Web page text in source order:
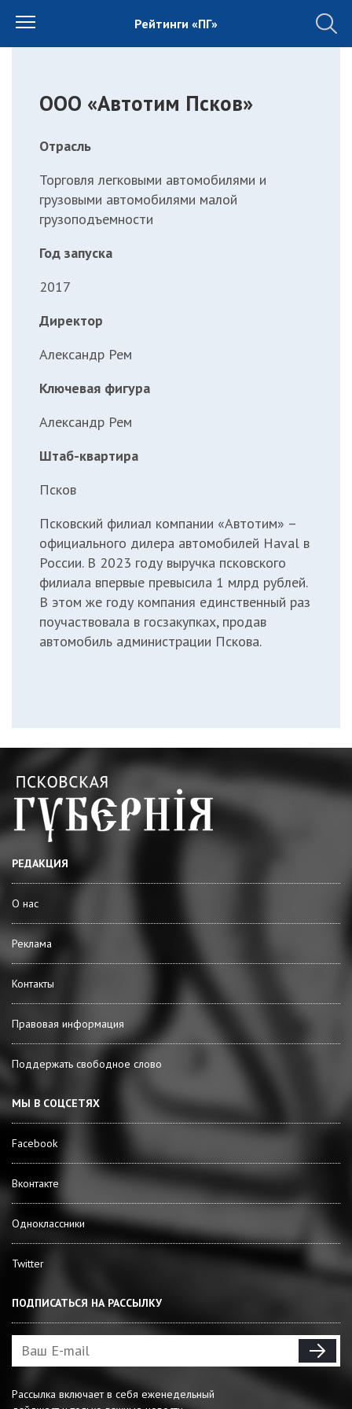
Рейтинги «ПГ»
ООО «Автотим Псков»
Отрасль
Торговля легковыми автомобилями и
грузовыми автомобилями малой
грузоподъемности
Год запуска
2017
Директор
Александр Рем
Ключевая фигура
Александр Рем
Штаб-квартира
Псков
Псковский филиал компании «Автотим» –
официального дилера автомобилей Haval в
России. В 2023 году выручка псковского
филиала впервые превысила 1 млрд рублей.
В этом же году компания единственный раз
поучаствовала в госзакупках, продав
автомобиль администрации Пскова.
РЕДАКЦИЯ
О нас
Реклама
Контакты
Правовая информация
Поддержать свободное слово
МЫ В СОЦСЕТЯХ
Facebook
Вконтакте
Одноклассники
Twitter
ПОДПИСАТЬСЯ НА РАССЫЛКУ
Рассылка включает в себя еженедельный